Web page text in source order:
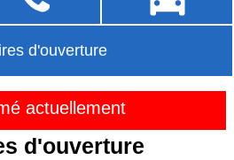
d'ouverture
actuellement
d'ouverture